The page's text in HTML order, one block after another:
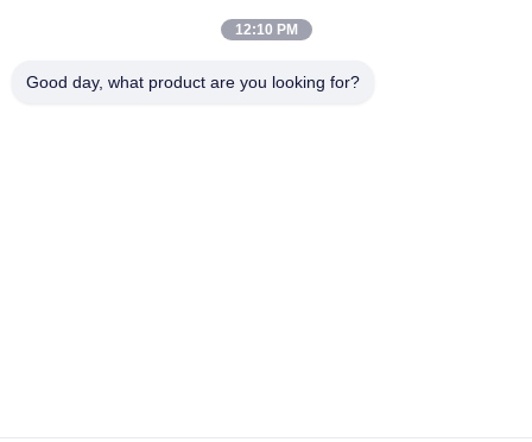
Hàng đầu
12:10 PM
Good day, what product are you looking for?